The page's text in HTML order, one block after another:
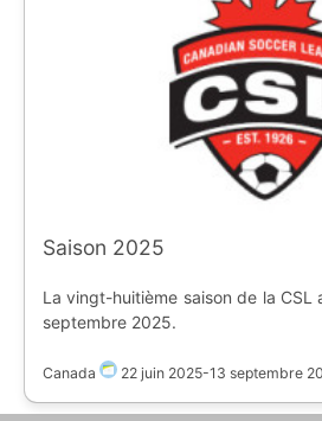
Saison 2025
La vingt-huitième saison de la CSL
septembre 2025.
Canada 22 juin 2025-13 septembre